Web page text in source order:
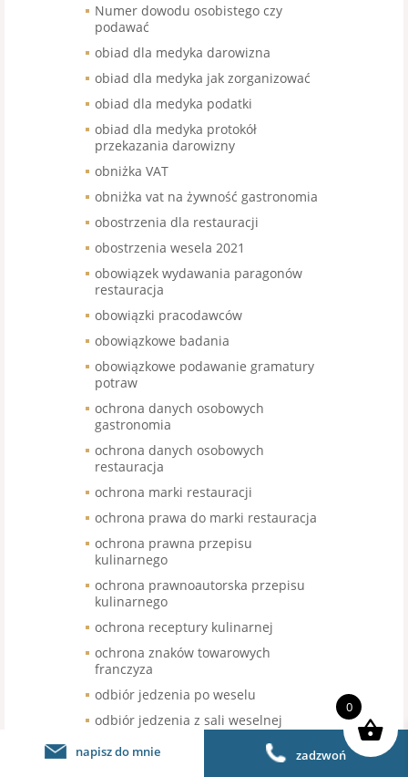
Numer dowodu osobistego czy
podawać
obiad dla medyka darowizna
obiad dla medyka jak zorganizować
obiad dla medyka podatki
obiad dla medyka protokół
przekazania darowizny
obniżka VAT
obniżka vat na żywność gastronomia
obostrzenia dla restauracji
obostrzenia wesela 2021
obowiązek wydawania paragonów
restauracja
obowiązki pracodawców
obowiązkowe badania
obowiązkowe podawanie gramatury
potraw
ochrona danych osobowych
gastronomia
ochrona danych osobowych
restauracja
ochrona marki restauracji
ochrona prawa do marki restauracja
ochrona prawna przepisu
kulinarnego
ochrona prawnoautorska przepisu
kulinarnego
ochrona receptury kulinarnej
ochrona znaków towarowych
franczyza
odbiór jedzenia po weselu
odbiór jedzenia z sali weselnej
odbiór nieskonsumowanego jedzenia
po weselu
napisz do mnie zadzwoń
0